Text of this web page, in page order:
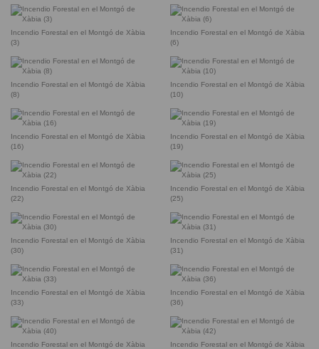
Incendio Forestal en el Montgó de Xàbia
(3)
Incendio Forestal en el Montgó de Xàbia
(6)
Incendio Forestal en el Montgó de Xàbia
(8)
Incendio Forestal en el Montgó de Xàbia
(10)
Incendio Forestal en el Montgó de Xàbia
(16)
Incendio Forestal en el Montgó de Xàbia
(19)
Incendio Forestal en el Montgó de Xàbia
(22)
Incendio Forestal en el Montgó de Xàbia
(25)
Incendio Forestal en el Montgó de Xàbia
(30)
Incendio Forestal en el Montgó de Xàbia
(31)
Incendio Forestal en el Montgó de Xàbia
(33)
Incendio Forestal en el Montgó de Xàbia
(36)
Incendio Forestal en el Montgó de Xàbia
Incendio Forestal en el Montgó de Xàbia